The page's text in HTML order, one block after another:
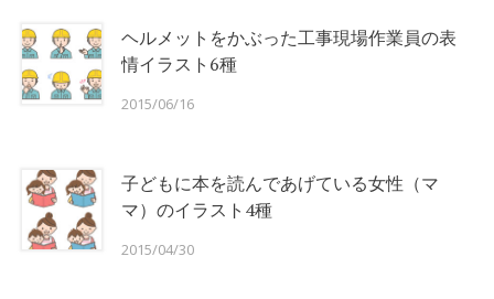
ヘルメットをかぶった工事現場作業員の表
情イラスト6種
2015/06/16
子どもに本を読んであげている女性（マ
マ）のイラスト4種
2015/04/30